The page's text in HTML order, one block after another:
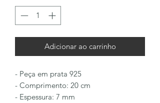
Adicionar ao carrinho
- Peça em prata 925
- Comprimento: 20 cm
- Espessura: 7 mm